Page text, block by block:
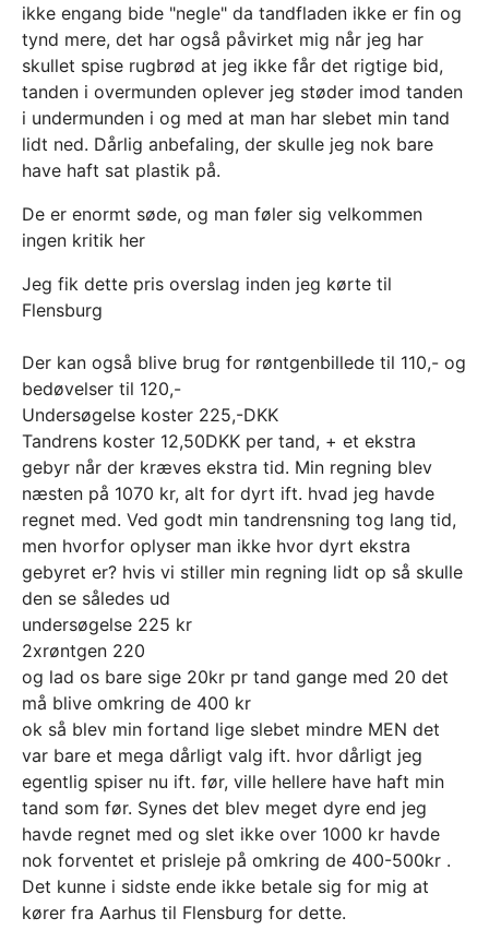
ikke engang bide "negle" da tandfladen ikke er fin og
tynd mere, det har også påvirket mig når jeg har
skullet spise rugbrød at jeg ikke får det rigtige bid,
tanden i overmunden oplever jeg støder imod tanden
i undermunden i og med at man har slebet min tand
lidt ned. Dårlig anbefaling, der skulle jeg nok bare
have haft sat plastik på.
De er enormt søde, og man føler sig velkommen
ingen kritik her
Jeg fik dette pris overslag inden jeg kørte til
Flensburg
Der kan også blive brug for røntgenbillede til 110,- og
bedøvelser til 120,-
Undersøgelse koster 225,-DKK
Tandrens koster 12,50DKK per tand, + et ekstra
gebyr når der kræves ekstra tid. Min regning blev
næsten på 1070 kr, alt for dyrt ift. hvad jeg havde
regnet med. Ved godt min tandrensning tog lang tid,
men hvorfor oplyser man ikke hvor dyrt ekstra
gebyret er? hvis vi stiller min regning lidt op så skulle
den se således ud
undersøgelse 225 kr
2xrøntgen 220
og lad os bare sige 20kr pr tand gange med 20 det
må blive omkring de 400 kr
ok så blev min fortand lige slebet mindre MEN det
var bare et mega dårligt valg ift. hvor dårligt jeg
egentlig spiser nu ift. før, ville hellere have haft min
tand som før. Synes det blev meget dyre end jeg
havde regnet med og slet ikke over 1000 kr havde
nok forventet et prisleje på omkring de 400-500kr .
Det kunne i sidste ende ikke betale sig for mig at
kører fra Aarhus til Flensburg for dette.